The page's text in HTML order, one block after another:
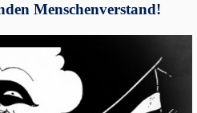
Menschenverstand!